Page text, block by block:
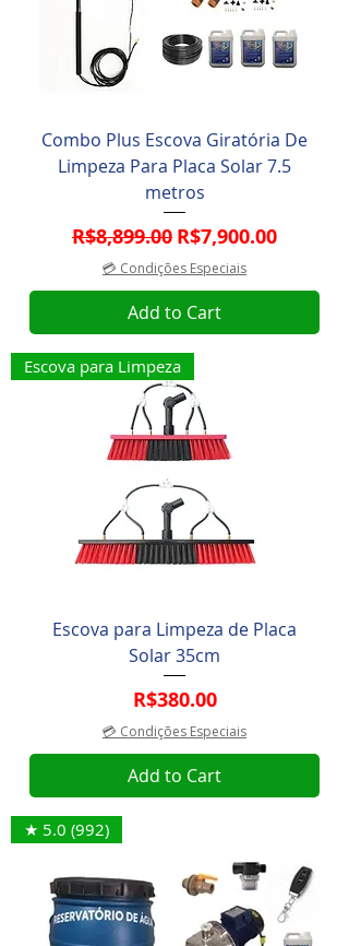
Combo Plus Escova Giratória De
Limpeza Para Placa Solar 7.5
metros
Regular Price
R$8,899.00 Sale Price
R$7,900.00
💳 Condições Especiais
Add to Cart
Escova para Limpeza
Escova para Limpeza de Placa
Solar 35cm
Price
R$380.00
💳 Condições Especiais
Add to Cart
★ 5.0 (992)